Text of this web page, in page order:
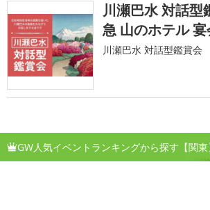
川瀬巴水 対話型
急 山のホテル 宴
川瀬巴水 対話型鑑賞会
GW人気イベントランキングから探す【関東